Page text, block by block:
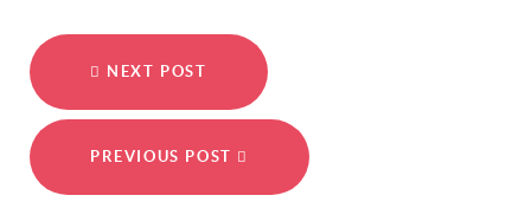
NEXT POST
PREVIOUS POST